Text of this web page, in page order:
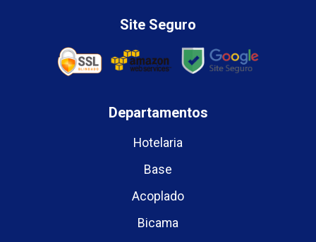
Site Seguro
Departamentos
Hotelaria
Base
Acoplado
Bicama